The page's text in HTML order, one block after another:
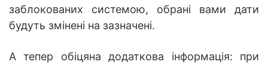
заблокованих системою, обрані вами дати
будуть змінені на зазначені.
А тепер обіцяна додаткова інформація: при